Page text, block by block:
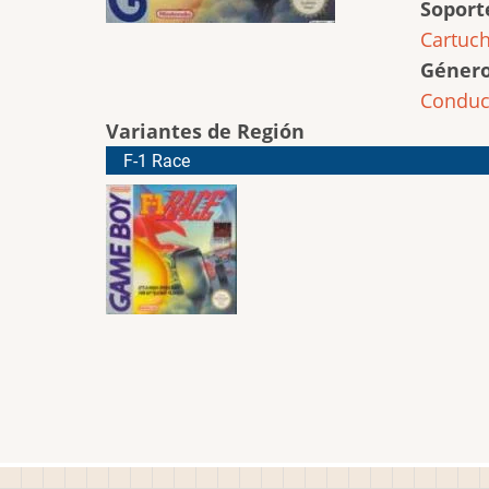
Variantes de Región
F-1 Race